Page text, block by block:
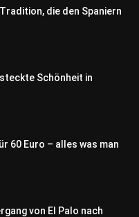
die den Spaniern
Schönheit in
60 Euro – alles was man
von El Palo nach